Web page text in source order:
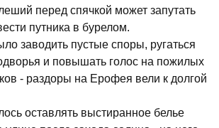
перед спячкой может запутать
путника в бурелом.
заводить пустые споры, ругаться
и повышать голос на пожилых
- раздоры на Ерофея вели к долгой
оставлять выстиранное белье